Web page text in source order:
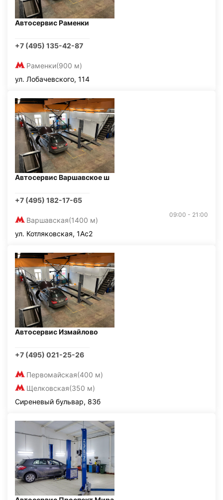
Автосервис Раменки
+7 (495) 135-42-87
Раменки(900 м)
ул. Лобачевского, 114
Автосервис Варшавское ш
+7 (495) 182-17-65
Варшавская(1400 м)
09:00 - 21:00
ул. Котляковская, 1Ас2
Автосервис Измайлово
+7 (495) 021-25-26
Первомайская(400 м)
Щелковская(350 м)
Сиреневый бульвар, 83б